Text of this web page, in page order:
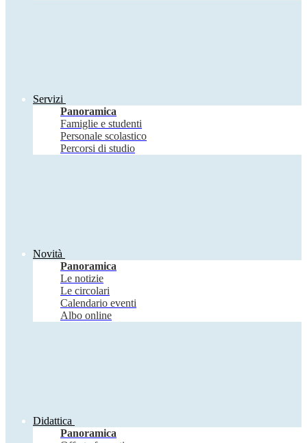
Servizi
Panoramica
Famiglie e studenti
Personale scolastico
Percorsi di studio
Novità
Panoramica
Le notizie
Le circolari
Calendario eventi
Albo online
Didattica
Panoramica